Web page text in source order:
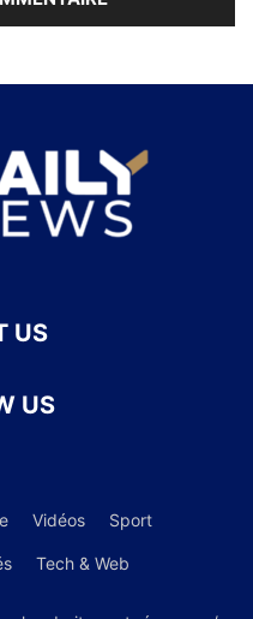
US
US
Vidéos Sport
Tech & Web